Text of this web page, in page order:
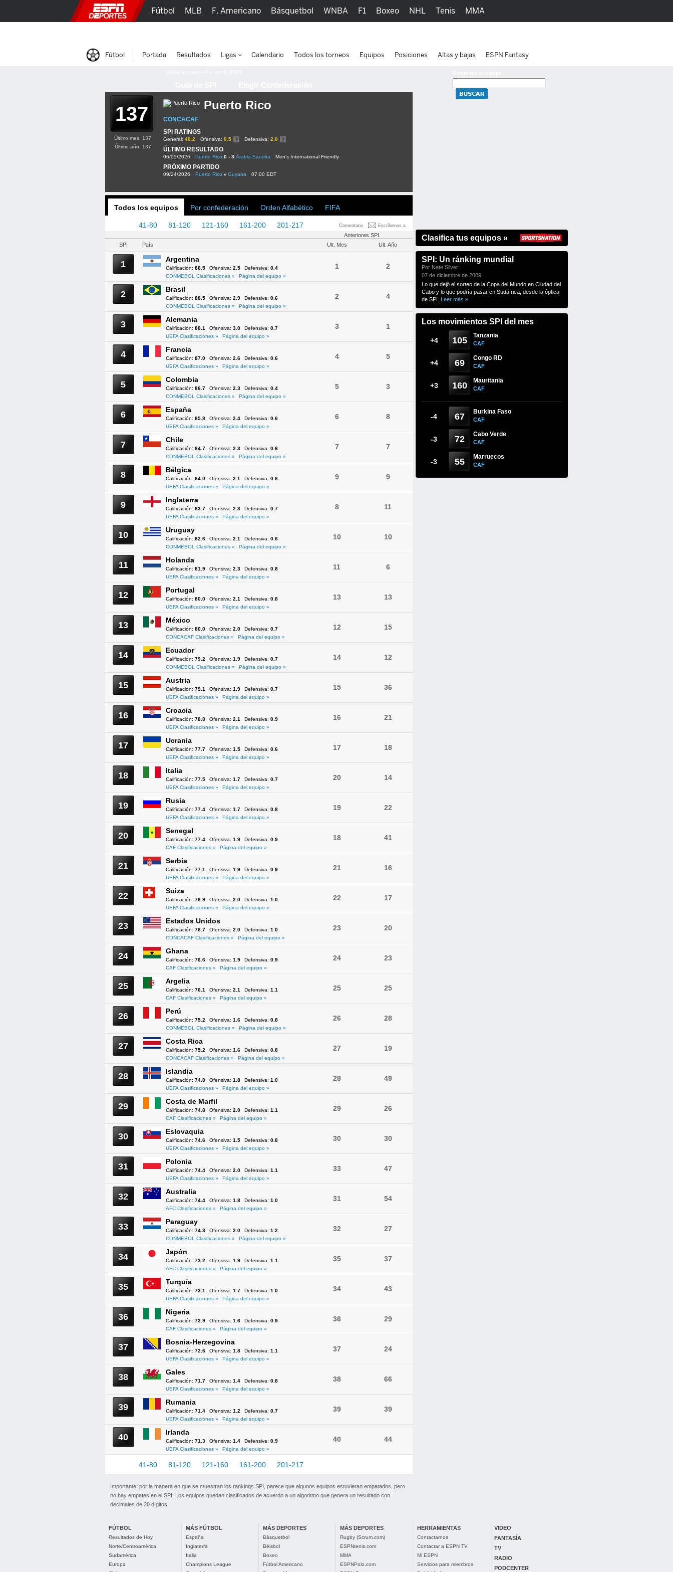
137 Puerto Rico
CONCACAF
SPI RATINGS
General: 40.2 Ofensiva: 0.5 Defensiva: 2.0
ÚLTIMO RESULTADO
06/05/2026 Puerto Rico 0 - 3 Arabia Saudita Men's International Friendly
PRÓXIMO PARTIDO
09/24/2026 Puerto Rico v Guyana 07:00 EDT
Último mes: 137
Último año: 137
Todos los equipos Por confederación Orden Alfabético FIFA
Comentario Escríbenos a
41-80 81-120 121-160 161-200 201-217
Anteriores SPI
SPI
País Ult. Mes Ult. Año
1 Argentina
Calificación: 88.5 Ofensiva: 2.5 Defensiva: 0.4
CONMEBOL Clasificaciones »
Página del equipo »
1 2
2 Brasil
Calificación: 88.5 Ofensiva: 2.9 Defensiva: 0.6
CONMEBOL Clasificaciones »
Página del equipo »
2 4
3 Alemania
Calificación: 88.1 Ofensiva: 3.0 Defensiva: 0.7
UEFA Clasificaciones »
Página del equipo »
3 1
4 Francia
Calificación: 87.0 Ofensiva: 2.6 Defensiva: 0.6
UEFA Clasificaciones »
Página del equipo »
4 5
5 Colombia
Calificación: 86.7 Ofensiva: 2.3 Defensiva: 0.4
CONMEBOL Clasificaciones »
Página del equipo »
5 3
6 España
Calificación: 85.8 Ofensiva: 2.4 Defensiva: 0.6
UEFA Clasificaciones »
Página del equipo »
6 8
7 Chile
Calificación: 84.7 Ofensiva: 2.3 Defensiva: 0.6
CONMEBOL Clasificaciones »
Página del equipo »
7 7
8 Bélgica
Calificación: 84.0 Ofensiva: 2.1 Defensiva: 0.6
UEFA Clasificaciones »
Página del equipo »
9 9
9 Inglaterra
Calificación: 83.7 Ofensiva: 2.3 Defensiva: 0.7
UEFA Clasificaciones »
Página del equipo »
8 11
10 Uruguay
Calificación: 82.6 Ofensiva: 2.1 Defensiva: 0.6
CONMEBOL Clasificaciones »
Página del equipo »
10 10
11 Holanda
Calificación: 81.9 Ofensiva: 2.3 Defensiva: 0.8
UEFA Clasificaciones »
Página del equipo »
11 6
12 Portugal
Calificación: 80.0 Ofensiva: 2.1 Defensiva: 0.8
UEFA Clasificaciones »
Página del equipo »
13 13
13 México
Calificación: 80.0 Ofensiva: 2.0 Defensiva: 0.7
CONCACAF Clasificaciones »
Página del equipo »
12 15
14 Ecuador
Calificación: 79.2 Ofensiva: 1.9 Defensiva: 0.7
CONMEBOL Clasificaciones »
Página del equipo »
14 12
15 Austria
Calificación: 79.1 Ofensiva: 1.9 Defensiva: 0.7
UEFA Clasificaciones »
Página del equipo »
15 36
16 Croacia
Calificación: 78.8 Ofensiva: 2.1 Defensiva: 0.9
UEFA Clasificaciones »
Página del equipo »
16 21
17 Ucrania
Calificación: 77.7 Ofensiva: 1.5 Defensiva: 0.6
UEFA Clasificaciones »
Página del equipo »
17 18
18 Italia
Calificación: 77.5 Ofensiva: 1.7 Defensiva: 0.7
UEFA Clasificaciones »
Página del equipo »
20 14
19 Rusia
Calificación: 77.4 Ofensiva: 1.7 Defensiva: 0.8
UEFA Clasificaciones »
Página del equipo »
19 22
20 Senegal
Calificación: 77.4 Ofensiva: 1.9 Defensiva: 0.9
CAF Clasificaciones »
Página del equipo »
18 41
21 Serbia
Calificación: 77.1 Ofensiva: 1.9 Defensiva: 0.9
UEFA Clasificaciones »
Página del equipo »
21 16
22 Suiza
Calificación: 76.9 Ofensiva: 2.0 Defensiva: 1.0
UEFA Clasificaciones »
Página del equipo »
22 17
23 Estados Unidos
Calificación: 76.7 Ofensiva: 2.0 Defensiva: 1.0
CONCACAF Clasificaciones »
Página del equipo »
23 20
24 Ghana
Calificación: 76.6 Ofensiva: 1.9 Defensiva: 0.9
CAF Clasificaciones »
Página del equipo »
24 23
25 Argelia
Calificación: 76.1 Ofensiva: 2.1 Defensiva: 1.1
CAF Clasificaciones »
Página del equipo »
25 25
26 Perú
Calificación: 75.2 Ofensiva: 1.6 Defensiva: 0.8
CONMEBOL Clasificaciones »
Página del equipo »
26 28
27 Costa Rica
Calificación: 75.2 Ofensiva: 1.6 Defensiva: 0.8
CONCACAF Clasificaciones »
Página del equipo »
27 19
28 Islandia
Calificación: 74.8 Ofensiva: 1.8 Defensiva: 1.0
UEFA Clasificaciones »
Página del equipo »
28 49
29 Costa de Marfil
Calificación: 74.8 Ofensiva: 2.0 Defensiva: 1.1
CAF Clasificaciones »
Página del equipo »
29 26
30 Eslovaquia
Calificación: 74.6 Ofensiva: 1.5 Defensiva: 0.8
UEFA Clasificaciones »
Página del equipo »
30 30
31 Polonia
Calificación: 74.4 Ofensiva: 2.0 Defensiva: 1.1
UEFA Clasificaciones »
Página del equipo »
33 47
32 Australia
Calificación: 74.4 Ofensiva: 1.8 Defensiva: 1.0
AFC Clasificaciones »
Página del equipo »
31 54
33 Paraguay
Calificación: 74.3 Ofensiva: 2.0 Defensiva: 1.2
CONMEBOL Clasificaciones »
Página del equipo »
32 27
34 Japón
Calificación: 73.2 Ofensiva: 1.9 Defensiva: 1.1
AFC Clasificaciones »
Página del equipo »
35 37
35 Turquía
Calificación: 73.1 Ofensiva: 1.7 Defensiva: 1.0
UEFA Clasificaciones »
Página del equipo »
34 43
36 Nigeria
Calificación: 72.9 Ofensiva: 1.6 Defensiva: 0.9
CAF Clasificaciones »
Página del equipo »
36 29
37 Bosnia-Herzegovina
Calificación: 72.6 Ofensiva: 1.8 Defensiva: 1.1
UEFA Clasificaciones »
Página del equipo »
37 24
38 Gales
Calificación: 71.7 Ofensiva: 1.4 Defensiva: 0.8
UEFA Clasificaciones »
Página del equipo »
38 66
39 Rumania
Calificación: 71.4 Ofensiva: 1.2 Defensiva: 0.7
UEFA Clasificaciones »
Página del equipo »
39 39
40 Irlanda
Calificación: 71.3 Ofensiva: 1.4 Defensiva: 0.9
UEFA Clasificaciones »
Página del equipo »
40 44
41-80 81-120 121-160 161-200 201-217
Importante: por la manera en que se muestran los rankings SPI, parece que algunos equipos estuvieran empatados, pero
no hay empates en el SPI. Los equipos quedan clasificados de acuerdo a un algoritmo que genera un resultado con
decimales de 20 dígitos.
Clasifica tus equipos »
SPI: Un ránking mundial
Por Nate Silver
07 de diciembre de 2009
Lo que dejó el sorteo de la Copa del Mundo en Ciudad del
Cabo y lo que podría pasar en Sudáfrica, desde la óptica
de SPI. Leer más »
Los movimientos SPI del mes
+4 105 Tanzania
CAF
+4 69 Congo RD
CAF
+3 160 Mauritania
CAF
-4 67 Burkina Faso
CAF
-3 72 Cabo Verde
CAF
-3 55 Marruecos
CAF
FÚTBOL
Resultados de Hoy
Norte/Centroamérica
Sudamérica
Europa
MÁS FÚTBOL
España
Inglaterra
Italia
Champions League
MÁS DEPORTES
Básquetbol
Béisbol
Boxeo
Fútbol Americano
MÁS DEPORTES
Rugby (Scrum.com)
ESPNtenis.com
MMA
ESPNPolo.com
HERRAMIENTAS
Contactarnos
Contactar a ESPN TV
Mi ESPN
Servicios para miembros
VIDEO
FANTASÍA
TV
RADIO
PODCENTER
Fútbol MLB F. Americano Básquetbol WNBA F1 Boxeo NHL Tenis MMA
Fútbol Portada Resultados Ligas Calendario Todos los torneos Equipos Posiciones Altas y bajas ESPN Fantasy